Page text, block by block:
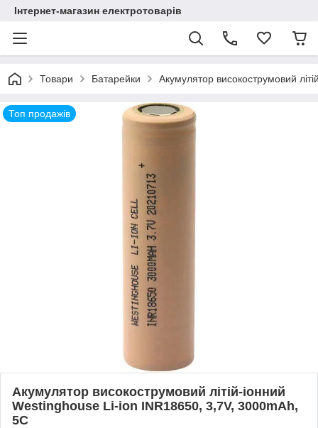
Інтернет-магазин електротоварів
Товари Батарейки Акумулятор високострумовий
Топ продажів
Акумулятор високострумовий літій-іонний
Westinghouse Li-ion INR18650, 3,7V, 3000mAh,
5С